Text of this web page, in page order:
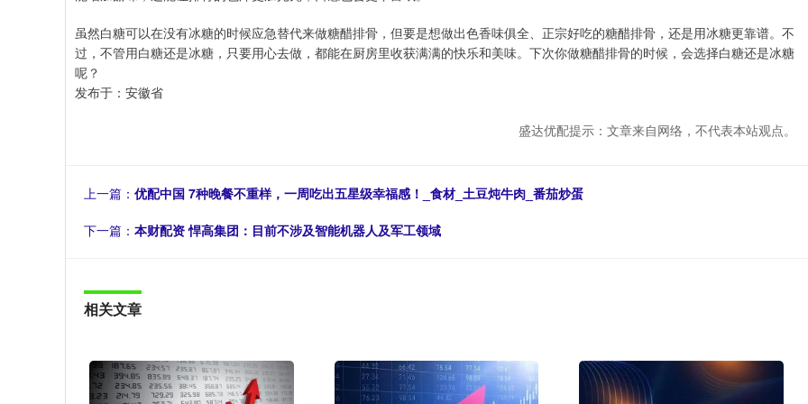
虽然白糖可以在没有冰糖的时候应急替代来做糖醋排骨，但要是想做出色香味俱全、正宗好吃的糖醋排骨，还是用冰糖更靠谱。不
过，不管用白糖还是冰糖，只要用心去做，都能在厨房里收获满满的快乐和美味。下次你做糖醋排骨的时候，会选择白糖还是冰糖
呢？
发布于：安徽省
盛达优配提示：文章来自网络，不代表本站观点。
上一篇： 优配中国 7种晚餐不重样，一周吃出五星级幸福感！_食材_土豆炖牛肉_番茄炒蛋
下一篇： 本财配资 悍高集团：目前不涉及智能机器人及军工领域
相关文章